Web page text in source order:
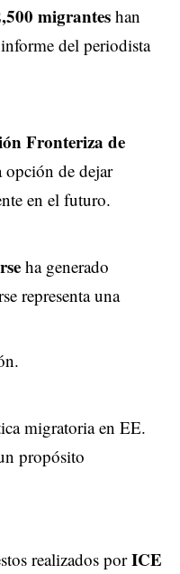
migranteshan
del periodista
Fronteriza de
de dejar
en el futuro.
ha generado
representa una
migratoria en EE.
propósito
realizados porICE